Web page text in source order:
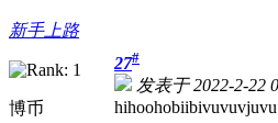
新手上路
博币
27#
发表于 2022-2-22
hihoohobiibivuvuvjuvu